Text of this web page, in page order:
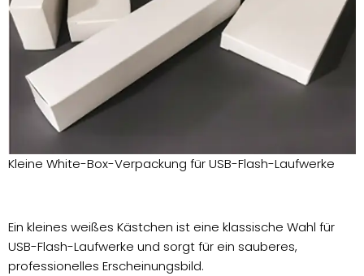
Kleine White-Box-Verpackung für USB-Flash-Laufwerke
Ein kleines weißes Kästchen ist eine klassische Wahl für
USB-Flash-Laufwerke und sorgt für ein sauberes,
professionelles Erscheinungsbild.